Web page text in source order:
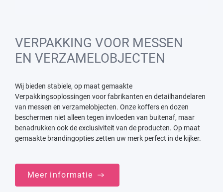
VERPAKKING VOOR MESSEN
EN VERZAMELOBJECTEN
Wij bieden stabiele, op maat gemaakte
Verpakkingsoplossingen voor fabrikanten en detailhandelaren
van messen en verzamelobjecten. Onze koffers en dozen
beschermen niet alleen tegen invloeden van buitenaf, maar
benadrukken ook de exclusiviteit van de producten. Op maat
gemaakte brandingopties zetten uw merk perfect in de kijker.
Meer informatie